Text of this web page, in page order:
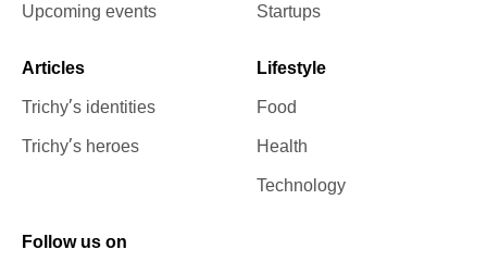
Upcoming events
Startups
Articles
Trichy’s identities
Trichy’s heroes
Lifestyle
Food
Health
Technology
Follow us on